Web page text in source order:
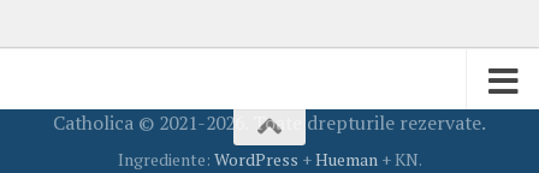
Catholica © 2021-2026. Toate drepturile rezervate.
Ingrediente: WordPress +Hueman + KN.